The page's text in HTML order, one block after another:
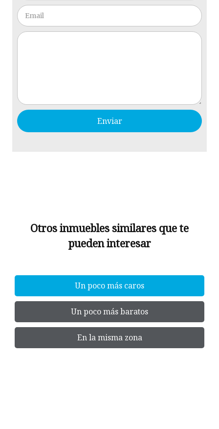
Otros inmuebles similares que te
pueden interesar
Un poco más caros
Un poco más baratos
En la misma zona